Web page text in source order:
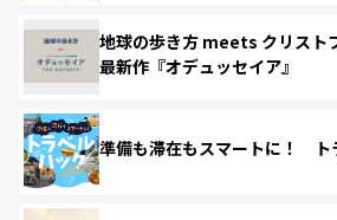
地球の歩き方 meets クリスト
最新作『オデュッセイア』
準備も滞在もスマートに！ ト